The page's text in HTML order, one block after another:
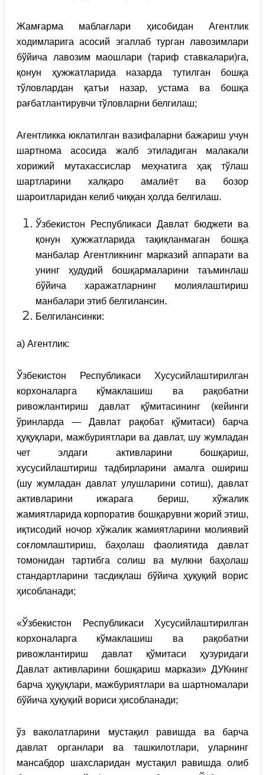
Жамғарма маблағлари ҳисобидан Агентлик
ходимларига асосий эгаллаб турган лавозимлари
бўйича лавозим маошлари (тариф ставкалари)га,
қонун ҳужжатларида назарда тутилган бошқа
тўловлардан қатъи назар, устама ва бошқа
рағбатлантирувчи тўловларни белгилаш;
Агентликка юклатилган вазифаларни бажариш учун
шартнома асосида жалб этиладиган малакали
хорижий мутахассислар меҳнатига ҳақ тўлаш
шартларини халқаро амалиёт ва бозор
шароитларидан келиб чиққан ҳолда белгилаш.
Ўзбекистон Республикаси Давлат бюджети ва
қонун ҳужжатларида тақиқланмаган бошқа
манбалар Агентликнинг марказий аппарати ва
унинг ҳудудий бошқармаларини таъминлаш
бўйича харажатларнинг молиялаштириш
манбалари этиб белгилансин.
Белгилансинки:
а) Агентлик:
Ўзбекистон Республикаси Хусусийлаштирилган
корхоналарга кўмаклашиш ва рақобатни
ривожлантириш давлат қўмитасининг (кейинги
ўринларда — Давлат рақобат қўмитаси) барча
ҳуқуқлари, мажбуриятлари ва давлат, шу жумладан
чет элдаги активларини бошқариш,
хусусийлаштириш тадбирларини амалга ошириш
(шу жумладан давлат улушларини сотиш), давлат
активларини ижарага бериш, хўжалик
жамиятларида корпоратив бошқарувни жорий этиш,
иқтисодий ночор хўжалик жамиятларини молиявий
соғломлаштириш, баҳолаш фаолиятида давлат
томонидан тартибга солиш ва мулкни баҳолаш
стандартларини тасдиқлаш бўйича ҳуқуқий ворис
ҳисобланади;
«Ўзбекистон Республикаси Хусусийлаштирилган
корхоналарга кўмаклашиш ва рақобатни
ривожлантириш давлат қўмитаси ҳузуридаги
Давлат активларини бошқариш маркази» ДУКнинг
барча ҳуқуқлари, мажбуриятлари ва шартномалари
бўйича ҳуқуқий вориси ҳисобланади;
ўз ваколатларини мустақил равишда ва барча
давлат органлари ва ташкилотлари, уларнинг
мансабдор шахсларидан мустақил равишда олиб